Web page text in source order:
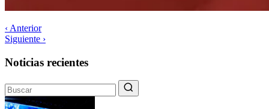
‹ Anterior
Siguiente ›
Noticias recientes